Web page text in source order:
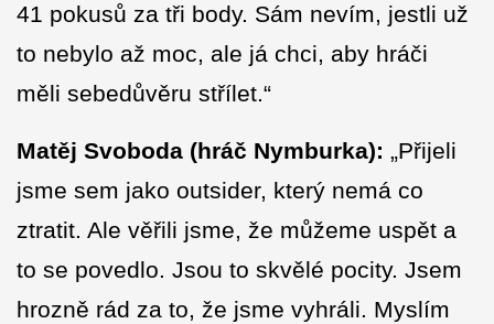
41 pokusů za tři body. Sám nevím, jestli už
to nebylo až moc, ale já chci, aby hráči
měli sebedůvěru střílet.“
Matěj Svoboda (hráč Nymburka): „Přijeli
jsme sem jako outsider, který nemá co
ztratit. Ale věřili jsme, že můžeme uspět a
to se povedlo. Jsou to skvělé pocity. Jsem
hrozně rád za to, že jsme vyhráli. Myslím